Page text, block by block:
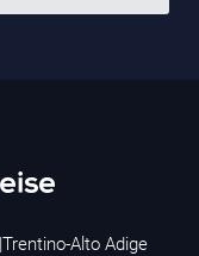
|Trentino-Alto Adige